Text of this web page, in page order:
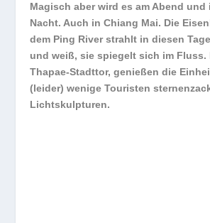
Magisch aber wird es am Abend
Nacht. Auch in Chiang Mai. Die
dem Ping River strahlt in diesen
und weiß, sie spiegelt sich im Fluss.
Thapae-Stadttor, genießen die
(leider) wenige Touristen
Lichtskulpturen.